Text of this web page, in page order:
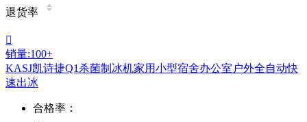
退货率

销量:100+
KASJ凯诗捷Q1杀菌制冰机家用小型宿舍办公室户外全自动快
速出冰
合格率：